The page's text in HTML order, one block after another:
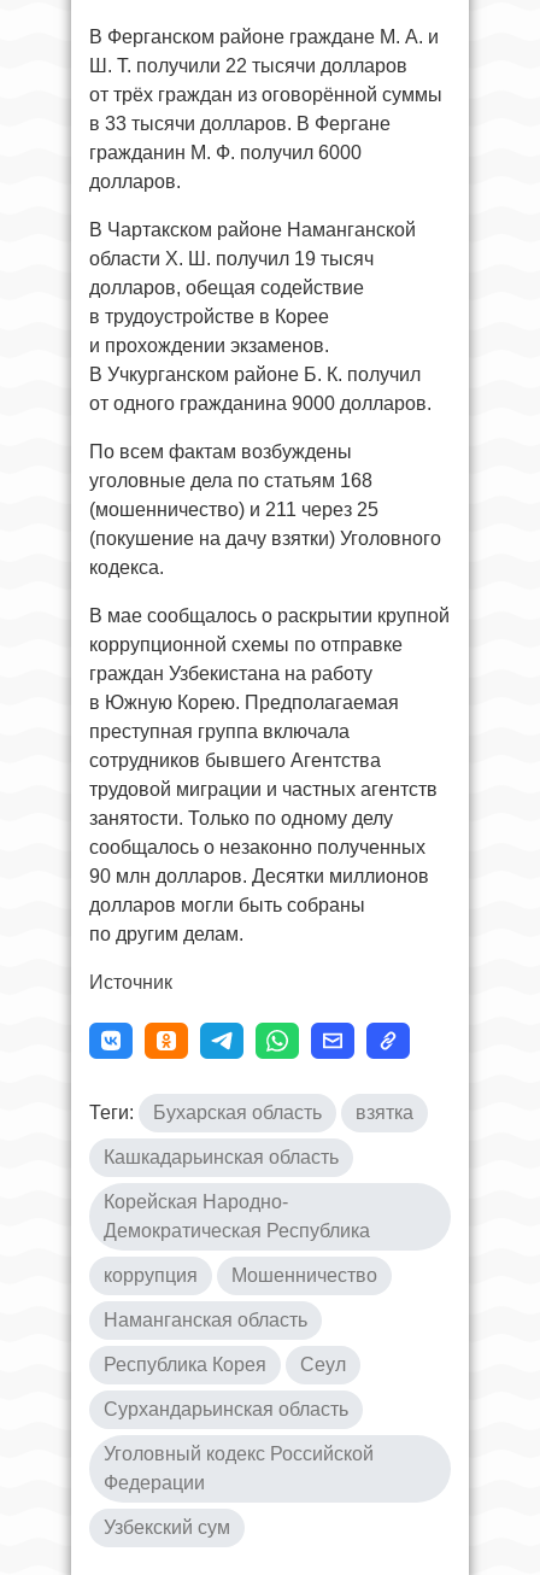
В Ферганском районе граждане М. А. и
Ш. Т. получили 22 тысячи долларов
от трёх граждан из оговорённой суммы
в 33 тысячи долларов. В Фергане
гражданин М. Ф. получил 6000
долларов.
В Чартакском районе Наманганской
области Х. Ш. получил 19 тысяч
долларов, обещая содействие
в трудоустройстве в Корее
и прохождении экзаменов.
В Учкурганском районе Б. К. получил
от одного гражданина 9000 долларов.
По всем фактам возбуждены
уголовные дела по статьям 168
(мошенничество) и 211 через 25
(покушение на дачу взятки) Уголовного
кодекса.
В мае сообщалось о раскрытии крупной
коррупционной схемы по отправке
граждан Узбекистана на работу
в Южную Корею. Предполагаемая
преступная группа включала
сотрудников бывшего Агентства
трудовой миграции и частных агентств
занятости. Только по одному делу
сообщалось о незаконно полученных
90 млн долларов. Десятки миллионов
долларов могли быть собраны
по другим делам.
Источник
Теги: Бухарская область взятка
Кашкадарьинская область
Корейская Народно-
Демократическая Республика
коррупция Мошенничество
Наманганская область
Республика Корея Сеул
Сурхандарьинская область
Уголовный кодекс Российской
Федерации
Узбекский сум